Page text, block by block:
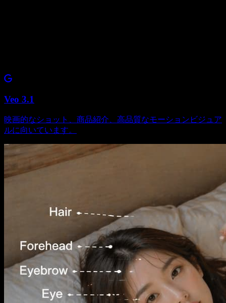
Veo 3.1
映画的なショット、商品紹介、高品質なモーションビジュア
ルに向いています。